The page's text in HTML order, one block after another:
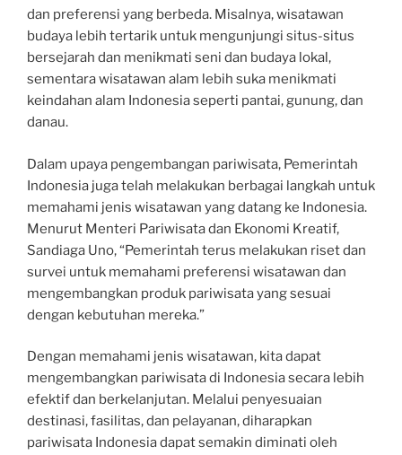
dan preferensi yang berbeda. Misalnya, wisatawan
budaya lebih tertarik untuk mengunjungi situs-situs
bersejarah dan menikmati seni dan budaya lokal,
sementara wisatawan alam lebih suka menikmati
keindahan alam Indonesia seperti pantai, gunung, dan
danau.
Dalam upaya pengembangan pariwisata, Pemerintah
Indonesia juga telah melakukan berbagai langkah untuk
memahami jenis wisatawan yang datang ke Indonesia.
Menurut Menteri Pariwisata dan Ekonomi Kreatif,
Sandiaga Uno, “Pemerintah terus melakukan riset dan
survei untuk memahami preferensi wisatawan dan
mengembangkan produk pariwisata yang sesuai
dengan kebutuhan mereka.”
Dengan memahami jenis wisatawan, kita dapat
mengembangkan pariwisata di Indonesia secara lebih
efektif dan berkelanjutan. Melalui penyesuaian
destinasi, fasilitas, dan pelayanan, diharapkan
pariwisata Indonesia dapat semakin diminati oleh